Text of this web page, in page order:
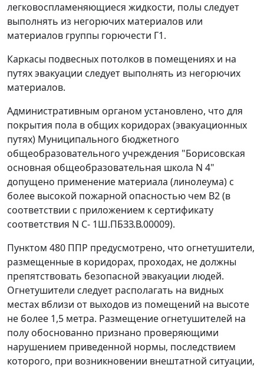
легковоспламеняющиеся жидкости, полы следует
выполнять из негорючих материалов или
материалов группы горючести Г1.
Каркасы подвесных потолков в помещениях и на
путях эвакуации следует выполнять из негорючих
материалов.
Административным органом установлено, что для
покрытия пола в общих коридорах (эвакуационных
путях) Муниципального бюджетного
общеобразовательного учреждения "Борисовская
основная общеобразовательная школа N 4"
допущено применение материала (линолеума) с
более высокой пожарной опасностью чем В2 (в
соответствии с приложением к сертификату
соответствия N С- 1Ш.ПБЗЗ.В.00009).
Пунктом 480 ППР предусмотрено, что огнетушители,
размещенные в коридорах, проходах, не должны
препятствовать безопасной эвакуации людей.
Огнетушители следует располагать на видных
местах вблизи от выходов из помещений на высоте
не более 1,5 метра. Размещение огнетушителей на
полу обоснованно признано проверяющими
нарушением приведенной нормы, последствием
которого, при возникновении внештатной ситуации,